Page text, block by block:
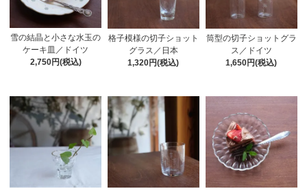
雪の結晶と小さな水玉の
ケーキ皿／ドイツ
2,750円(税込)
格子模様の切子ショット
グラス／日本
1,320円(税込)
筒型の切子ショットグラ
ス／ドイツ
1,650円(税込)